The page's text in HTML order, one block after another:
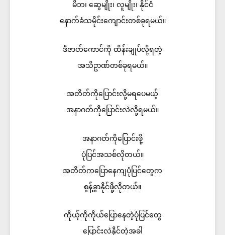
မိဘ၊ ဆွေမျိုး၊ လူမျိုး၊ နိုင်ငံ
နောက်ခံသမိုင်းကျောင်းတစ်ခုရမယ်။
ဒီဇာတ်ကောင်ကို ထိန်းချုပ်လို့ရတဲ့
အသိဥာဏ်တစ်ခုရမယ်။
အတိတ်ကိုပြောင်းလို့မရပေမယ့်
အနာဂတ်ကိုပြောင်းလဲလို့ရမယ်။
အနာဂတ်ကိုပြောင်းဖို့
ပုံပြင်အသစ်လိုတယ်။
အတိတ်ကပြောနေကျပုံပြင်တွေက
စွန့်ခွာနိုင်ဖို့လိုတယ်။
ကိုယ့်ကိုကိုယ်ပြောနေတဲ့ပုံပြင်တွေ
ပြောင်းလဲနိုင်တဲ့အခါ